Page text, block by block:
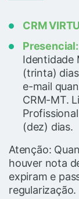
CRM
Presencial:
Identidade
(trinta)
e-mail
CRM-MT.
(dez) dias.
Atenção:
houver nota
expiram e
regularização.